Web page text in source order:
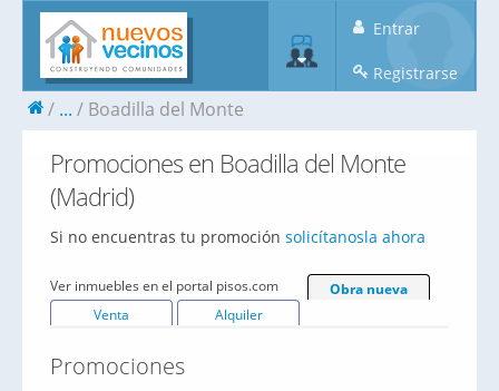
Entrar
Registrarse
... Boadilla del Monte
Promociones en Boadilla del Monte
(Madrid)
Si no encuentras tu promoción solicítanosla ahora
Ver inmuebles en el portal pisos.com
Obra nueva
Venta
Alquiler
Promociones